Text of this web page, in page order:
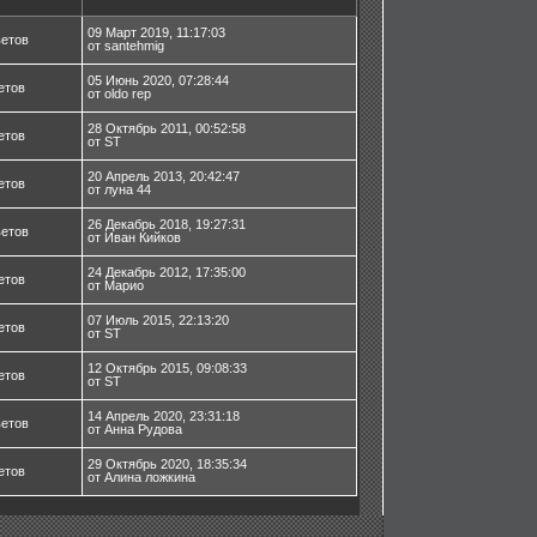
09 Март 2019, 11:17:03
от santehmig
05 Июнь 2020, 07:28:44
от oldo rep
28 Октябрь 2011, 00:52:58
от ST
20 Апрель 2013, 20:42:47
от луна 44
26 Декабрь 2018, 19:27:31
от Иван Кийков
24 Декабрь 2012, 17:35:00
от Марио
07 Июль 2015, 22:13:20
от ST
12 Октябрь 2015, 09:08:33
от ST
14 Апрель 2020, 23:31:18
от Анна Рудова
29 Октябрь 2020, 18:35:34
от Алина ложкина